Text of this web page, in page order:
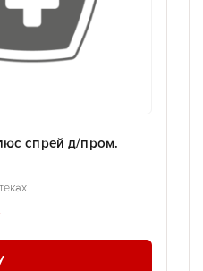
спрей д/пром.